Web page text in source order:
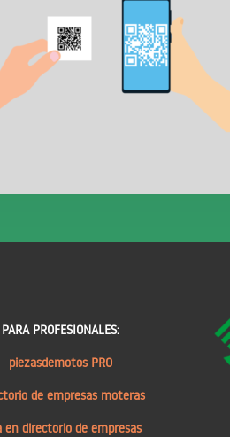
PARA PROFESIONALES:
piezasdemotos PRO
de empresas moteras
en directorio de empresas